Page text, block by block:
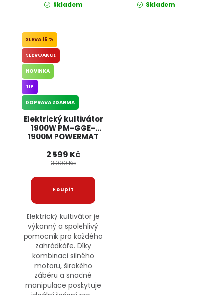
Skladem Skladem
Elektrický kultivátor
1900W PM-GGE-
1900M POWERMAT
15 %
SLEVOAKCE
NOVINKA
TIP
DOPRAVA ZDARMA
2 599 Kč
3 090 Kč
Elektrický kultivátor je
výkonný a spolehlivý
pomocník pro každého
zahrádkáře. Díky
kombinaci silného
motoru, širokého
záběru a snadné
manipulace poskytuje